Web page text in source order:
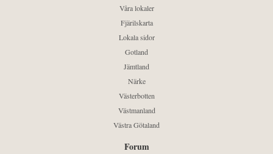
Våra lokaler
Fjärilskarta
Lokala sidor
Gotland
Jämtland
Närke
Västerbotten
Västmanland
Västra Götaland
Forum